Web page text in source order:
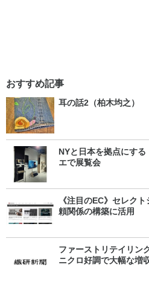
おすすめ記事
耳の話2（柏木均之）
NYと日本を拠点にす
エで展覧会
《注目のEC》セレク
頼関係の構築に活用
ファーストリテイリ
ニクロ好調で大幅な増